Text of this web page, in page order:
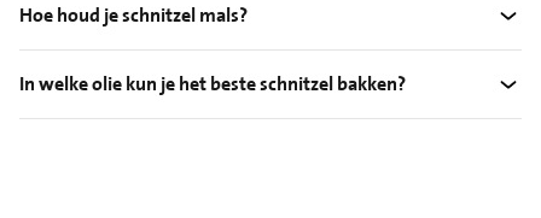
Hoe houd je schnitzel mals?
In welke olie kun je het beste schnitzel bakken?